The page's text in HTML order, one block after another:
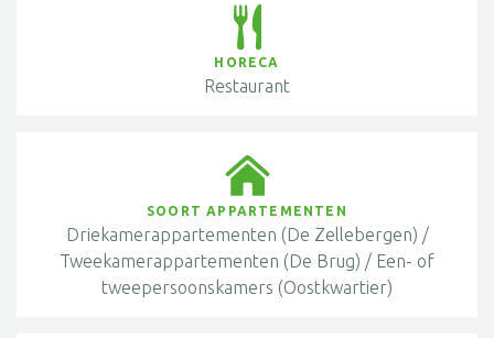
HORECA
Restaurant
SOORT APPARTEMENTEN
Driekamerappartementen (De Zellebergen) /
Tweekamerappartementen (De Brug) / Een- of
tweepersoonskamers (Oostkwartier)